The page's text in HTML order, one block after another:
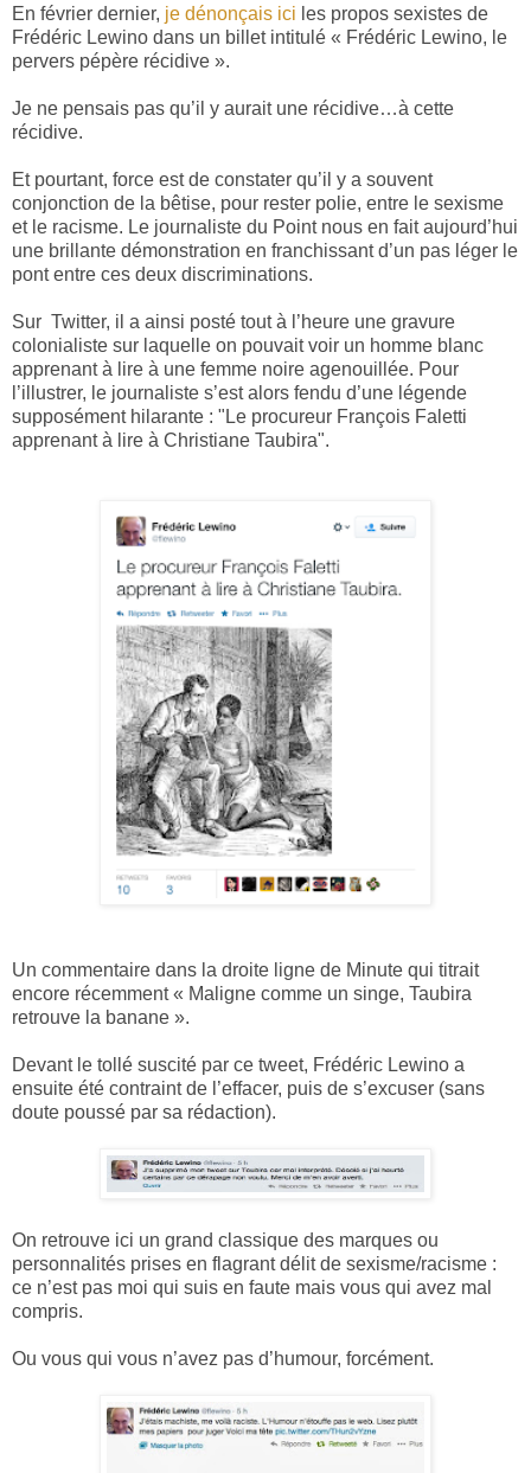
En février dernier, je dénonçais ici les propos sexistes de
Frédéric Lewino dans un billet intitulé « Frédéric Lewino, le
pervers pépère récidive ».
Je ne pensais pas qu’il y aurait une récidive…à cette
récidive.
Et pourtant, force est de constater qu’il y a souvent
conjonction de la bêtise, pour rester polie, entre le sexisme
et le racisme. Le journaliste du Point nous en fait aujourd’hui
une brillante démonstration en franchissant d’un pas léger le
pont entre ces deux discriminations.
Sur Twitter, il a ainsi posté tout à l’heure une gravure
colonialiste sur laquelle on pouvait voir un homme blanc
apprenant à lire à une femme noire agenouillée. Pour
l’illustrer, le journaliste s’est alors fendu d’une légende
supposément hilarante : "Le procureur François Faletti
apprenant à lire à Christiane Taubira".
Un commentaire dans la droite ligne de Minute qui titrait
encore récemment « Maligne comme un singe, Taubira
retrouve la banane ».
Devant le tollé suscité par ce tweet, Frédéric Lewino a
ensuite été contraint de l’effacer, puis de s’excuser (sans
doute poussé par sa rédaction).
On retrouve ici un grand classique des marques ou
personnalités prises en flagrant délit de sexisme/racisme :
ce n’est pas moi qui suis en faute mais vous qui avez mal
compris.
Ou vous qui vous n’avez pas d’humour, forcément.